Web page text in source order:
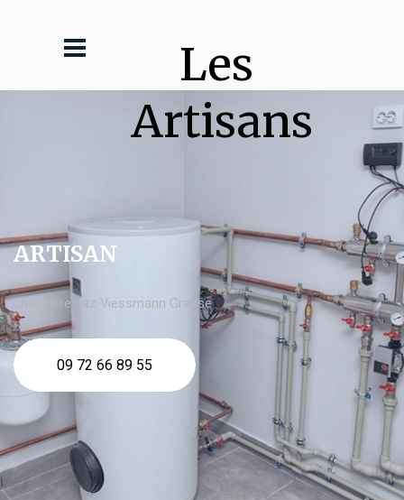
Les
Artisans
ARTISAN
chaudière gaz Viessmann Grasse
09 72 66 89 55